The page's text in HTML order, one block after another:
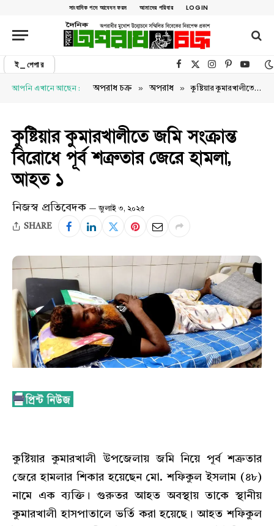
সাংবাদিক পদে আবেদন ফরম আমাদের পরিবার LOGIN
ই_পেপার Facebook
X (Twitter)Instagram
Pinterest
আপনি এখানে আছেন : অপরাধ চক্র » অপরাধ » কুষ্টিয়ার কুমারখালীতে জমি সংক্রান্ত বিরোধে পূর্ব শত্রুতার জেরে হামলা, আহত ১
কুষ্টিয়ার কুমারখালীতে জমি সংক্রান্ত
বিরোধে পূর্ব শত্রুতার জেরে হামলা,
আহত ১
নিজস্ব প্রতিবেদক জুলাই ৩, ২০২৫
SHARE
কুষ্টিয়ার কুমারখালী উপজেলায় জমি নিয়ে পূর্ব শত্রুতার
জেরে হামলার শিকার হয়েছেন মো. শফিকুল ইসলাম (৪৮)
নামে এক ব্যক্তি। গুরুতর আহত অবস্থায় তাকে স্থানীয়
কুমারখালী হাসপাতালে ভর্তি করা হয়েছে। আহত শফিকুল